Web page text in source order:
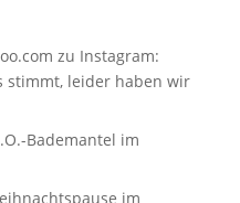
zu Instagram:
stimmt, leider haben wir
Bademantel im
im